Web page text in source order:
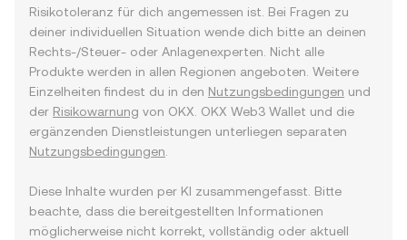
Risikotoleranz für dich angemessen ist. Bei Fragen zu
deiner individuellen Situation wende dich bitte an deinen
Rechts-/Steuer- oder Anlagenexperten. Nicht alle
Produkte werden in allen Regionen angeboten. Weitere
Einzelheiten findest du in den Nutzungsbedingungen und
der Risikowarnung von OKX. OKX Web3 Wallet und die
ergänzenden Dienstleistungen unterliegen separaten
Nutzungsbedingungen
Diese Inhalte wurden per KI zusammengefasst. Bitte
beachte, dass die bereitgestellten Informationen
möglicherweise nicht korrekt, vollständig oder aktuell